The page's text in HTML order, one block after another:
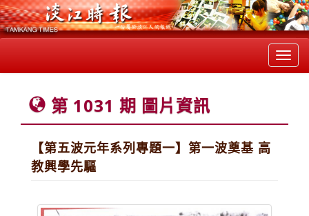
第 1031 期 圖片資訊
【第五波元年系列專題一】第一波奠基 高
教興學先驅